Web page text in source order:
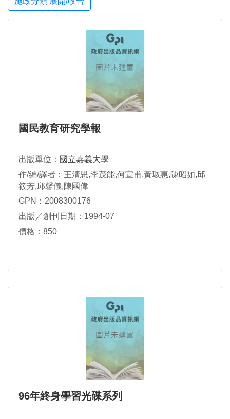
國民教育研究學報
出版單位： 國立嘉義大學
作/編/譯者：王清思,李茂能,何宣甫,黃琡惠,陳昭如,邱
筱芳,邱馨儀,陳國偉
GPN：2008300176
出版／創刊日期：1994-07
價格：850
96年終身學習光碟系列